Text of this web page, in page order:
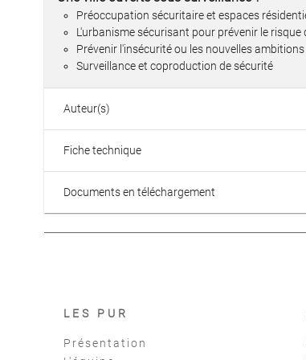
Préoccupation sécuritaire et espaces
L'urbanisme sécurisant pour prévenir le
Prévenir l'insécurité ou les nouvelles
Surveillance et coproduction de sécurité
Auteur(s)
Fiche technique
Documents en téléchargement
LES PUR
Présentation